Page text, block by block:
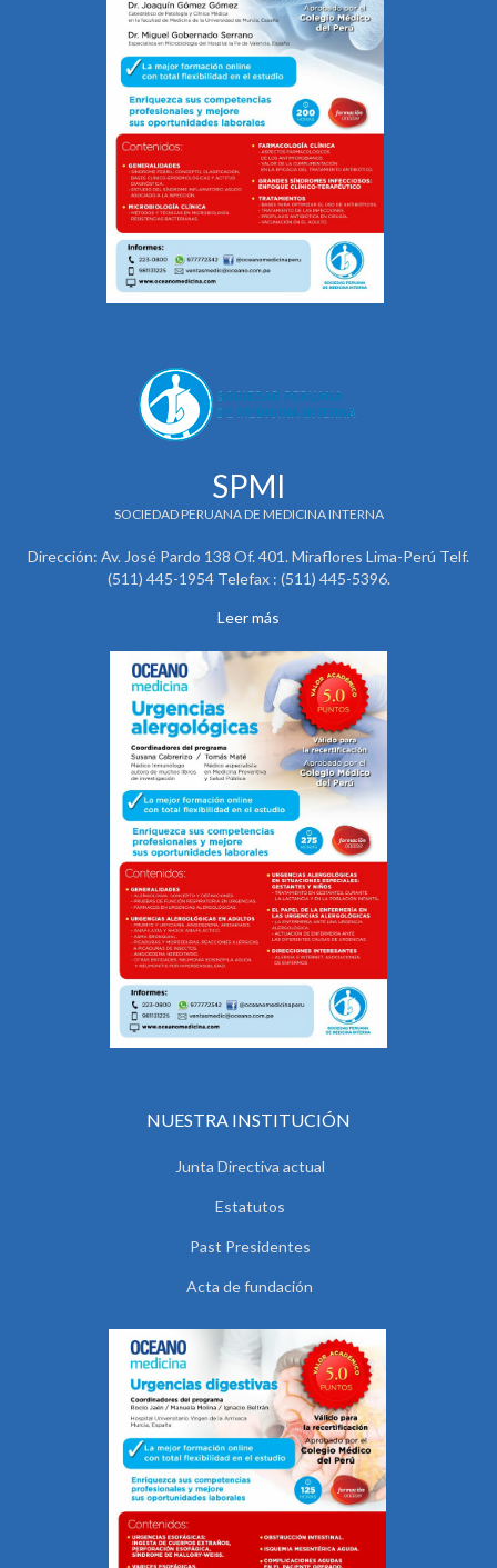
SPMI
SOCIEDAD PERUANA DE MEDICINA INTERNA
Dirección: Av. José Pardo 138 Of. 401. Miraflores Lima-Perú Telf.
(511) 445-1954 Telefax : (511) 445-5396.
Leer más
NUESTRA INSTITUCIÓN
Junta Directiva actual
Estatutos
Past Presidentes
Acta de fundación